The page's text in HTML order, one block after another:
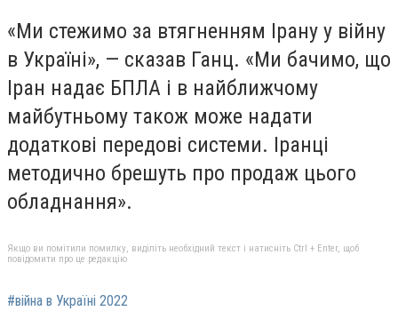
«Ми стежимо за втягненням Ірану у війну
в Україні», — сказав Ганц. «Ми бачимо, що
Іран надає БПЛА і в найближчому
майбутньому також може надати
додаткові передові системи. Іранці
методично брешуть про продаж цього
обладнання».
Якщо ви помітили помилку, виділіть необхідний текст і натисніть Ctrl + Enter, щоб
повідомити про це редакцію
#війна в Україні 2022